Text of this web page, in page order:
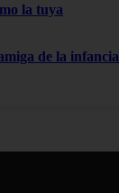
la tuya
de la infancia